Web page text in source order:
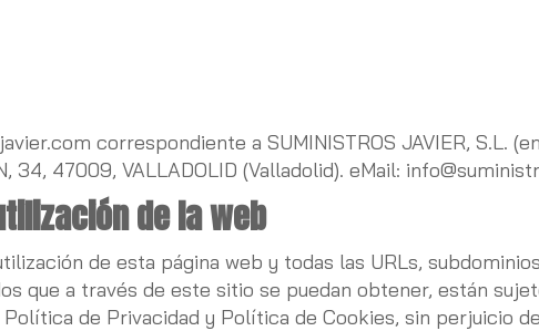
correspondiente a SUMINISTROS JAVIER, S.L.
34, 47009, VALLADOLID (Valladolid). eMail:
de la web
de esta página web y todas las URLs,
que a través de este sitio se puedan obtener, están
de Privacidad y Política de Cookies, sin perjuicio